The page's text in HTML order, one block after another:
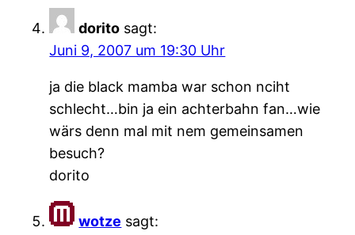
dorito sagt:
Juni 9, 2007 um 19:30 Uhr
ja die black mamba war schon nciht
schlecht…bin ja ein achterbahn fan…wie
wärs denn mal mit nem gemeinsamen
besuch?
dorito
wotze sagt: